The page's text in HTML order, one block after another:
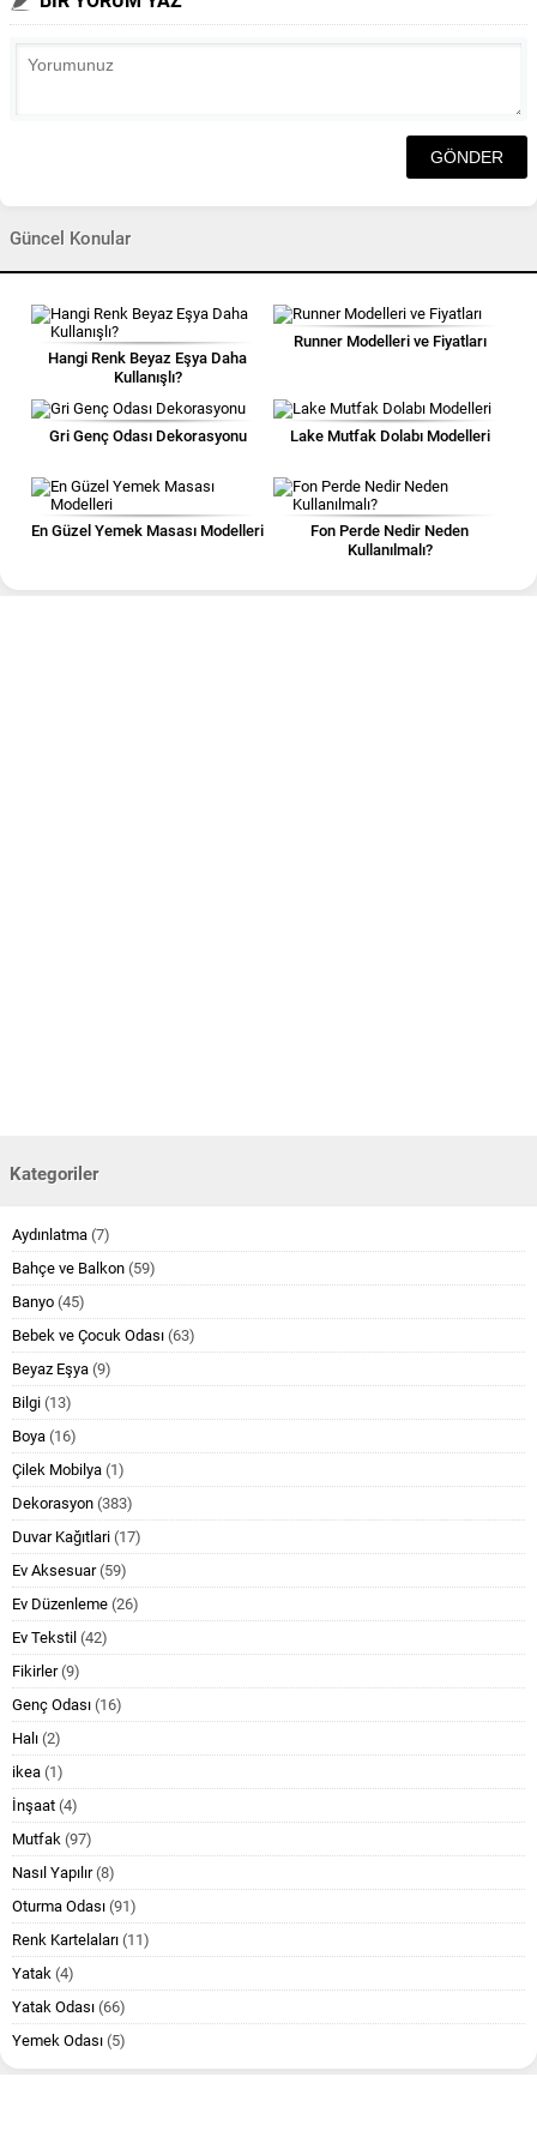
Güncel Konular
Hangi Renk Beyaz Eşya Daha
Kullanışlı?
Runner Modelleri ve Fiyatları
Gri Genç Odası Dekorasyonu Lake Mutfak Dolabı Modelleri
En Güzel Yemek Masası Modelleri
Fon Perde Nedir Neden
Kullanılmalı?
Kategoriler
Aydınlatma (7)
Bahçe ve Balkon (59)
Banyo (45)
Bebek ve Çocuk Odası (63)
Beyaz Eşya (9)
Bilgi (13)
Boya (16)
Çilek Mobilya (1)
Dekorasyon (383)
Duvar Kağıtlari (17)
Ev Aksesuar(59)
Ev Düzenleme (26)
Ev Tekstil (42)
Fikirler(9)
Genç Odası (16)
Halı (2)
ikea (1)
İnşaat (4)
Mutfak (97)
Nasıl Yapılır(8)
Oturma Odası (91)
Renk Kartelaları (11)
Yatak (4)
Yatak Odası (66)
Yemek Odası (5)